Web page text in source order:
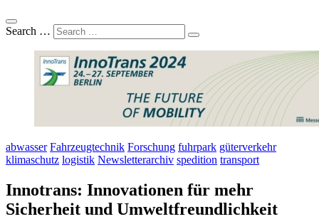
Search …
abwasser Fahrzeugtechnik Forschung fuhrpark güterverkehr
klimaschutz logistik Newsletterarchiv spedition transport
Innotrans: Innovationen für mehr
Sicherheit und Umweltfreundlichkeit